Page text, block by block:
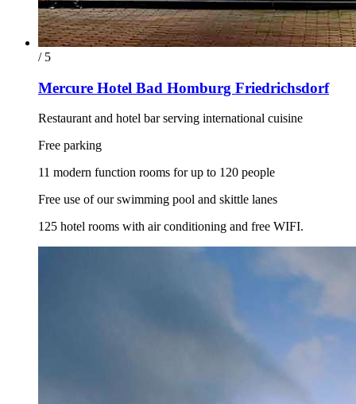
/ 5
Mercure Hotel Bad Homburg Friedrichsdorf
Restaurant and hotel bar serving international cuisine
Free parking
11 modern function rooms for up to 120 people
Free use of our swimming pool and skittle lanes
125 hotel rooms with air conditioning and free WIFI.